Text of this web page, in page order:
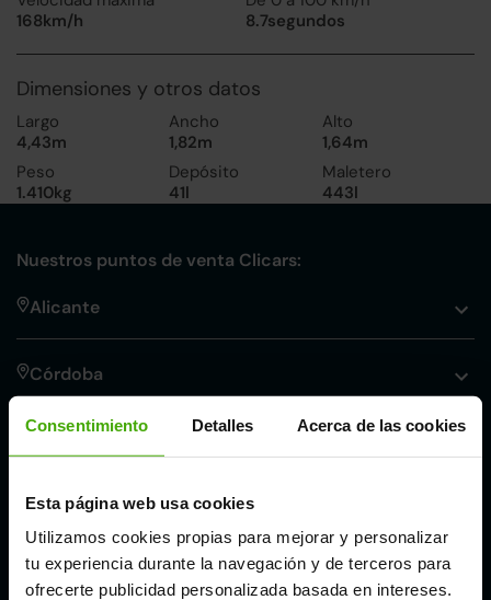
Consentimiento Detalles Acerca de las cookies
Esta página web usa cookies
Utilizamos cookies propias para mejorar y personalizar
tu experiencia durante la navegación y de terceros para
ofrecerte publicidad personalizada basada en intereses.
168km/h
8.7segundos
Dimensiones y otros datos
Largo
4,43m
Ancho
1,82m
Alto
1,64m
Peso
1.410kg
Depósito
41l
Maletero
443l
Nuestros puntos de venta Clicars:
Alicante
Córdoba
Málaga
Valencia